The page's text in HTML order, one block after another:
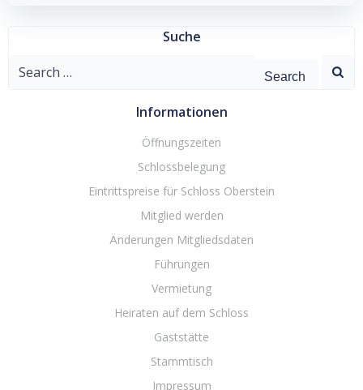
Suche
Search
Informationen
Öffnungszeiten
Schlossbelegung
Eintrittspreise für Schloss Oberstein
Mitglied werden
Änderungen Mitgliedsdaten
Führungen
Vermietung
Heiraten auf dem Schloss
Gaststätte
Stammtisch
Impressum